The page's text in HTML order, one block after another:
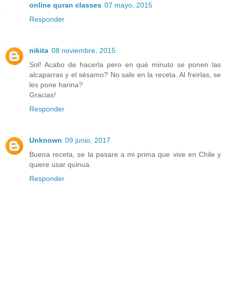
online quran classes 07 mayo, 2015
Responder
nikita 08 noviembre, 2015
Sol! Acabo de hacerla pero en qué minuto se ponen las
alcaparras y el sésamo? No sale en la receta. Al freirlas, se
les pone harina?
Gracias!
Responder
Unknown 09 junio, 2017
Buena receta, se la pasare a mi prima que vive en Chile y
quiere usar quinua.
Responder